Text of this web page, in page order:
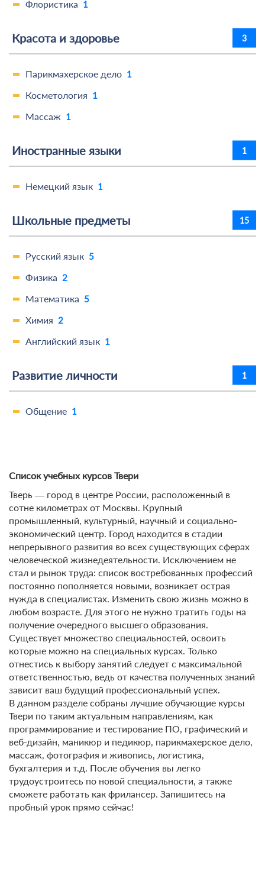
Флористика 1
Красота и здоровье 3
Парикмахерское дело 1
Косметология 1
Массаж 1
Иностранные языки 1
Немецкий язык 1
Школьные предметы 15
Русский язык 5
Физика 2
Математика 5
Химия 2
Английский язык 1
Развитие личности 1
Общение 1
Список учебных курсов Твери
Тверь ― город в центре России, расположенный в
сотне километрах от Москвы. Крупный
промышленный, культурный, научный и социально-
экономический центр. Город находится в стадии
непрерывного развития во всех существующих сферах
человеческой жизнедеятельности. Исключением не
стал и рынок труда: список востребованных профессий
постоянно пополняется новыми, возникает острая
нужда в специалистах. Изменить свою жизнь можно в
любом возрасте. Для этого не нужно тратить годы на
получение очередного высшего образования.
Существует множество специальностей, освоить
которые можно на специальных курсах. Только
отнестись к выбору занятий следует с максимальной
ответственностью, ведь от качества полученных знаний
зависит ваш будущий профессиональный успех.
В данном разделе собраны лучшие обучающие курсы
Твери по таким актуальным направлениям, как
программирование и тестирование ПО, графический и
веб-дизайн, маникюр и педикюр, парикмахерское дело,
массаж, фотография и живопись, логистика,
бухгалтерия и т.д. После обучения вы легко
трудоустроитесь по новой специальности, а также
сможете работать как фрилансер. Запишитесь на
пробный урок прямо сейчас!